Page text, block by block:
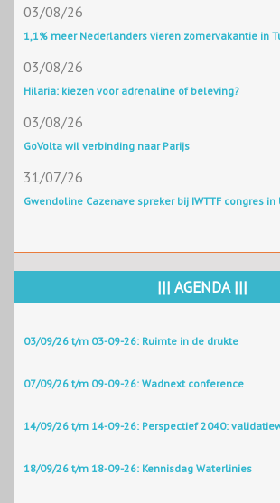
03/08/26
1,1% meer Nederlanders vieren zomervakantie in
03/08/26
Hilaria: kiezen voor adrenaline of beleving?
03/08/26
GoVolta wil verbinding naar Parijs
31/07/26
Gwendoline Cazenave spreker bij IWTTF congres in
||| AGENDA |||
03/09/26 t/m 03-09-26: Ruimte in de drukte
07/09/26 t/m 09-09-26: Wadnext conference
14/09/26 t/m 14-09-26: Perspectief 2040:
18/09/26 t/m 18-09-26: Kennisdag Waterlinies